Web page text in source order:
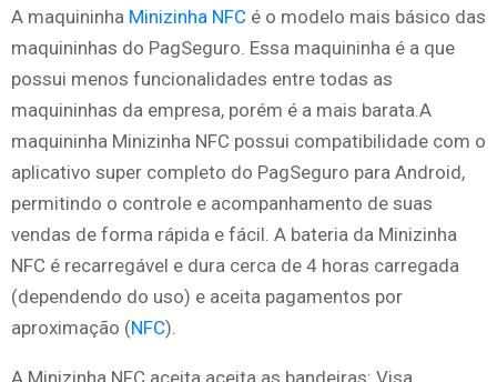
A maquininha Minizinha NFC é o modelo mais básico das
maquininhas do PagSeguro. Essa maquininha é a que
possui menos funcionalidades entre todas as
maquininhas da empresa, porém é a mais barata.A
maquininha Minizinha NFC possui compatibilidade com o
aplicativo super completo do PagSeguro para Android,
permitindo o controle e acompanhamento de suas
vendas de forma rápida e fácil. A bateria da Minizinha
NFC é recarregável e dura cerca de 4 horas carregada
(dependendo do uso) e aceita pagamentos por
aproximação (NFC).
A Minizinha NFC aceita aceita as bandeiras: Visa,